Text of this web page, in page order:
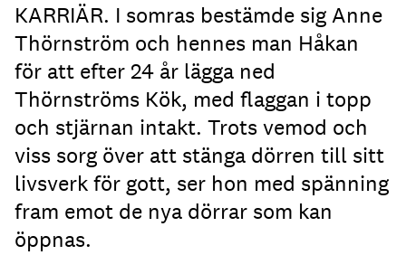
KARRIÄR. I somras bestämde sig Anne
Thörnström och hennes man Håkan
för att efter 24 år lägga ned
Thörnströms Kök, med flaggan i topp
och stjärnan intakt. Trots vemod och
viss sorg över att stänga dörren till sitt
livsverk för gott, ser hon med spänning
fram emot de nya dörrar som kan
öppnas.